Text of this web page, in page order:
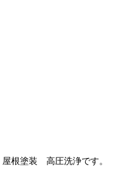
屋根塗装 高圧洗浄です。